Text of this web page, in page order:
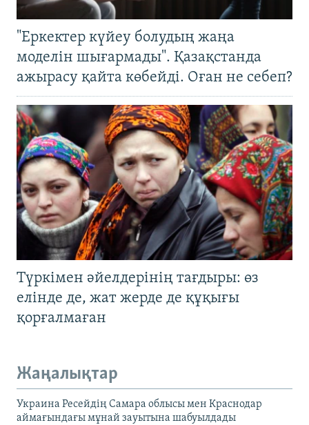
"Еркектер күйеу болудың жаңа
моделін шығармады". Қазақстанда
ажырасу қайта көбейді. Оған не себеп?
Түркімен әйелдерінің тағдыры: өз
елінде де, жат жерде де құқығы
қорғалмаған
Жаңалықтар
Украина Ресейдің Самара облысы мен Краснодар
аймағындағы мұнай зауытына шабуылдады